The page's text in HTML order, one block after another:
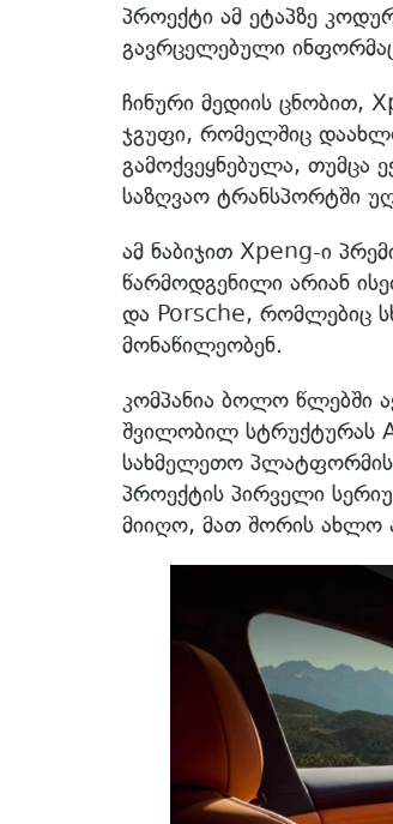
პროექტი ამ ეტაპზე
გავრცელებული
ჩინური მედიის ცნობით,
ჯგუფი, რომელშიც
გამოქვეყნებულა, თუმცა
საზღვაო ტრანსპორტში
ამ ნაბიჯით Xpeng-ი
წარმოდგენილი არიან
და Porsche, რომლებიც
მონაწილეობენ.
კომპანია ბოლო წლებში
შვილობილ სტრუქტურას
სახმელეთო
პროექტის პირველი
მიიღო, მათ შორის ახლო